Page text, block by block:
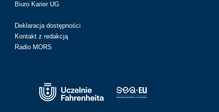
Biuro Karier UG
Deklaracja dostępności
Kontakt z redakcją
Radio MORS